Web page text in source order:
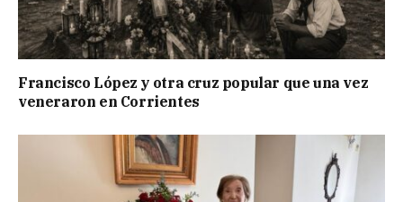
Francisco López y otra cruz popular que una vez
veneraron en Corrientes